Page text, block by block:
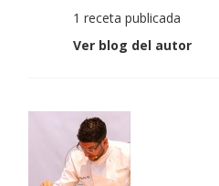
1 receta publicada
Ver blog del autor